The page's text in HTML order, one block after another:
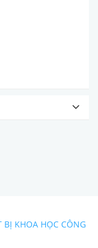
BỊ KHOA HỌC CÔNG